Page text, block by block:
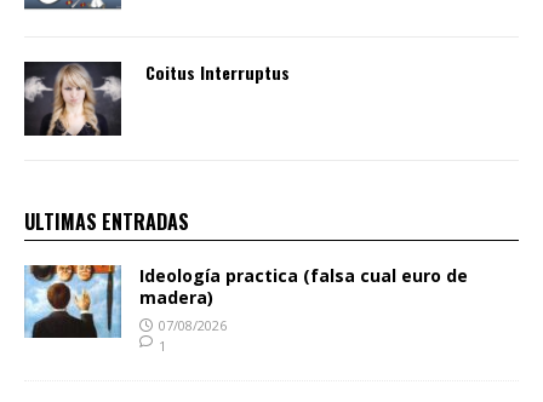
Coitus Interruptus
ULTIMAS ENTRADAS
Ideología practica (falsa cual euro de
madera)
07/08/2026
1